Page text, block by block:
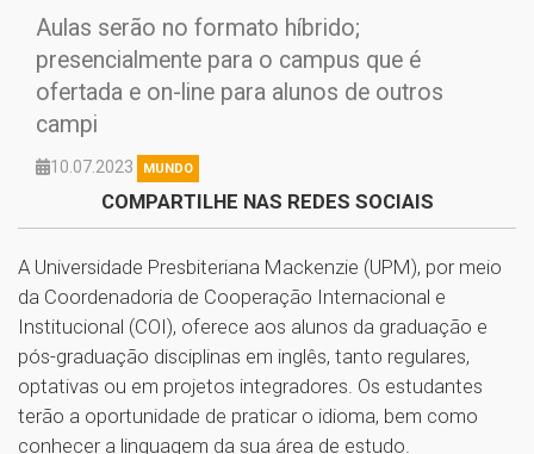
Aulas serão no formato híbrido;
presencialmente para o campus que é
ofertada e on-line para alunos de outros
campi
10.07.2023 MUNDO
COMPARTILHE NAS REDES SOCIAIS
A Universidade Presbiteriana Mackenzie (UPM), por meio
da Coordenadoria de Cooperação Internacional e
Institucional (COI), oferece aos alunos da graduação e
pós-graduação disciplinas em inglês, tanto regulares,
optativas ou em projetos integradores. Os estudantes
terão a oportunidade de praticar o idioma, bem como
conhecer a linguagem da sua área de estudo.